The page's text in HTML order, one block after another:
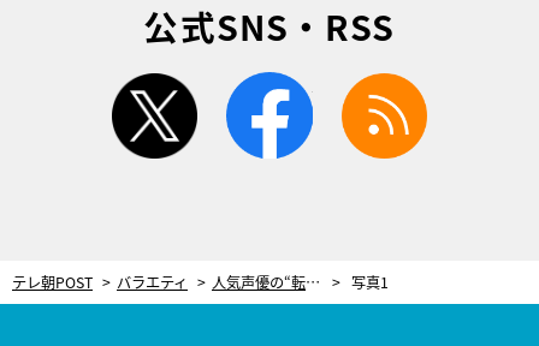
公式SNS・RSS
twitter facebook
テレ朝POST バラエティ 人気声優の“転落半生”！浪川大輔、15年以上干され「仕事ゼロ」だった過去を激白 写真1